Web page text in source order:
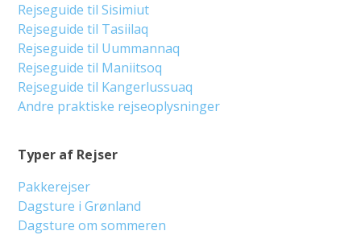
Typer af Rejser
Pakkerejser
Dagsture i Grønland
Dagsture om sommeren
Rejseguide til Sisimiut
Rejseguide til Tasiilaq
Rejseguide til Uummannaq
Rejseguide til Maniitsoq
Rejseguide til Kangerlussuaq
Andre praktiske rejseoplysninger